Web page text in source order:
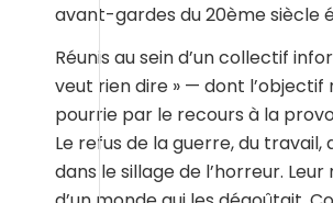
avant-gardes du 20ème siècle
Réunis au sein d’un collectif
veut rien dire » — dont l’objectif
pourrie par le recours à la
Le refus de la guerre, du
dans le sillage de l’horreur.